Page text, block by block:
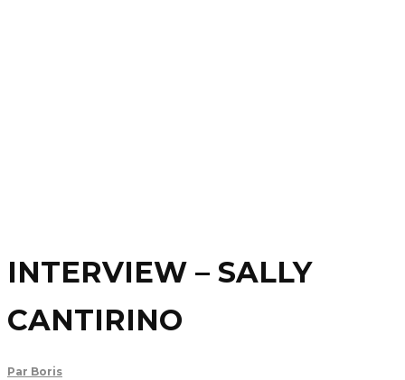
INTERVIEW – SALLY
CANTIRINO
Par Boris